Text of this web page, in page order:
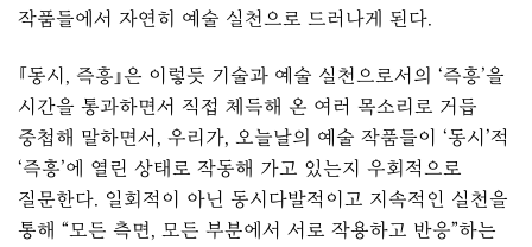
작품들에서 자연히 예술 실천으로 드러나게 된다.
『동시, 즉흥』은 이렇듯 기술과 예술 실천으로서의 ‘즉흥’을
시간을 통과하면서 직접 체득해 온 여러 목소리로 거듭
중첩해 말하면서, 우리가, 오늘날의 예술 작품들이 ‘동시’적
‘즉흥’에 열린 상태로 작동해 가고 있는지 우회적으로
질문한다. 일회적이 아닌 동시다발적이고 지속적인 실천을
통해 “모든 측면, 모든 부분에서 서로 작용하고 반응”하는